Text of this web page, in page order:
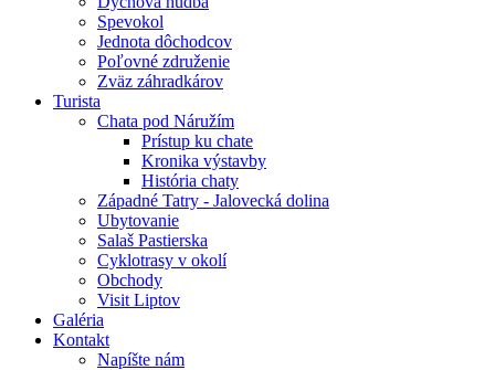
Spevokol
Jednota dôchodcov
Poľovné združenie
Zväz záhradkárov
Turista
Chata pod Náružím
Prístup ku chate
Kronika výstavby
História chaty
Západné Tatry - Jalovecká dolina
Ubytovanie
Salaš Pastierska
Cyklotrasy v okolí
Obchody
Visit Liptov
Galéria
Kontakt
Napíšte nám